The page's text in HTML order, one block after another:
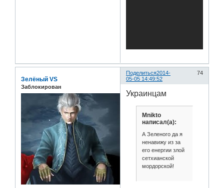
Поделиться 74
2014-
05-05 14:49:52
Зелёный VS
Заблокирован
Украинцам
Mnikto
написал(а):
А Зеленого да я
ненавижу из за
его енергии злой
сетхианской
мордорской!